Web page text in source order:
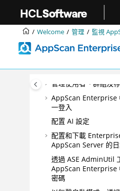
Welcome 管理 監視
整合
DevOps
配置
管理
管理使用者、群組及
AppScan Enterprise
一登入
配置 AI 設定
配置和下載
AppScan Server 的
透過 ASE AdminUtil
AppScan Enterprise
密碼